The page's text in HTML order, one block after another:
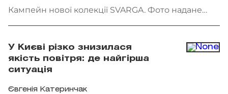
Кампейн нової колекції SVARGA. Фото надане
У Києві різко знизилася
якість повітря: де найгірша
ситуація
Євгенія Катеринчак